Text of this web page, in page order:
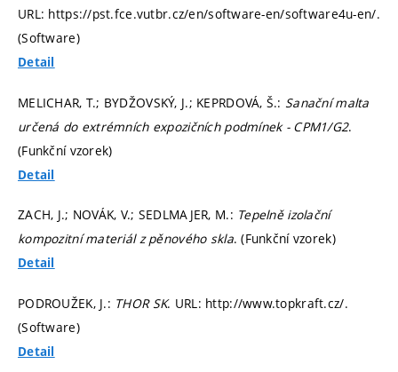
URL: https://pst.fce.vutbr.cz/en/software-en/software4u-en/.
(Software)
Detail
MELICHAR, T.; BYDŽOVSKÝ, J.; KEPRDOVÁ, Š.: Sanační malta
určená do extrémních expozičních podmínek - CPM1/G2.
(Funkční vzorek)
Detail
ZACH, J.; NOVÁK, V.; SEDLMAJER, M.: Tepelně izolační
kompozitní materiál z pěnového skla. (Funkční vzorek)
Detail
PODROUŽEK, J.: THOR SK. URL: http://www.topkraft.cz/.
(Software)
Detail